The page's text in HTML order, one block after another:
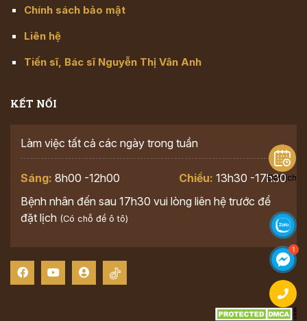
Chính sách bảo mật
Liên hệ
Tiến sĩ, Bác sĩ Nguyễn Thị Vân Anh
KẾT NỐI
Làm việc tất cả các ngày trong tuần
Sáng: 8h00 -12h00 Chiều: 13h30 -17h30
Bệnh nhân đến sau 17h30 vui lòng liên hệ trước để
đặt lịch (Có chỗ để ô tô)
Đặt lịch